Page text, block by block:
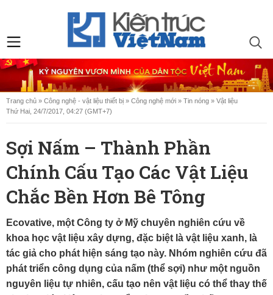
Trang chủ » Công nghệ - vật liệu thiết bị » Công nghệ mới » Tin nóng » Vật liệu
Thứ Hai, 24/7/2017, 04:27 (GMT+7)
Sợi Nấm – Thành Phần
Chính Cấu Tạo Các Vật Liệu
Chắc Bền Hơn Bê Tông
Ecovative, một Công ty ở Mỹ chuyên nghiên cứu về
khoa học vật liệu xây dựng, đặc biệt là vật liệu xanh, là
tác giả cho phát hiện sáng tạo này. Nhóm nghiên cứu đã
phát triển công dụng của nấm (thể sợi) như một nguồn
nguyên liệu tự nhiên, cấu tạo nên vật liệu có thể thay thế